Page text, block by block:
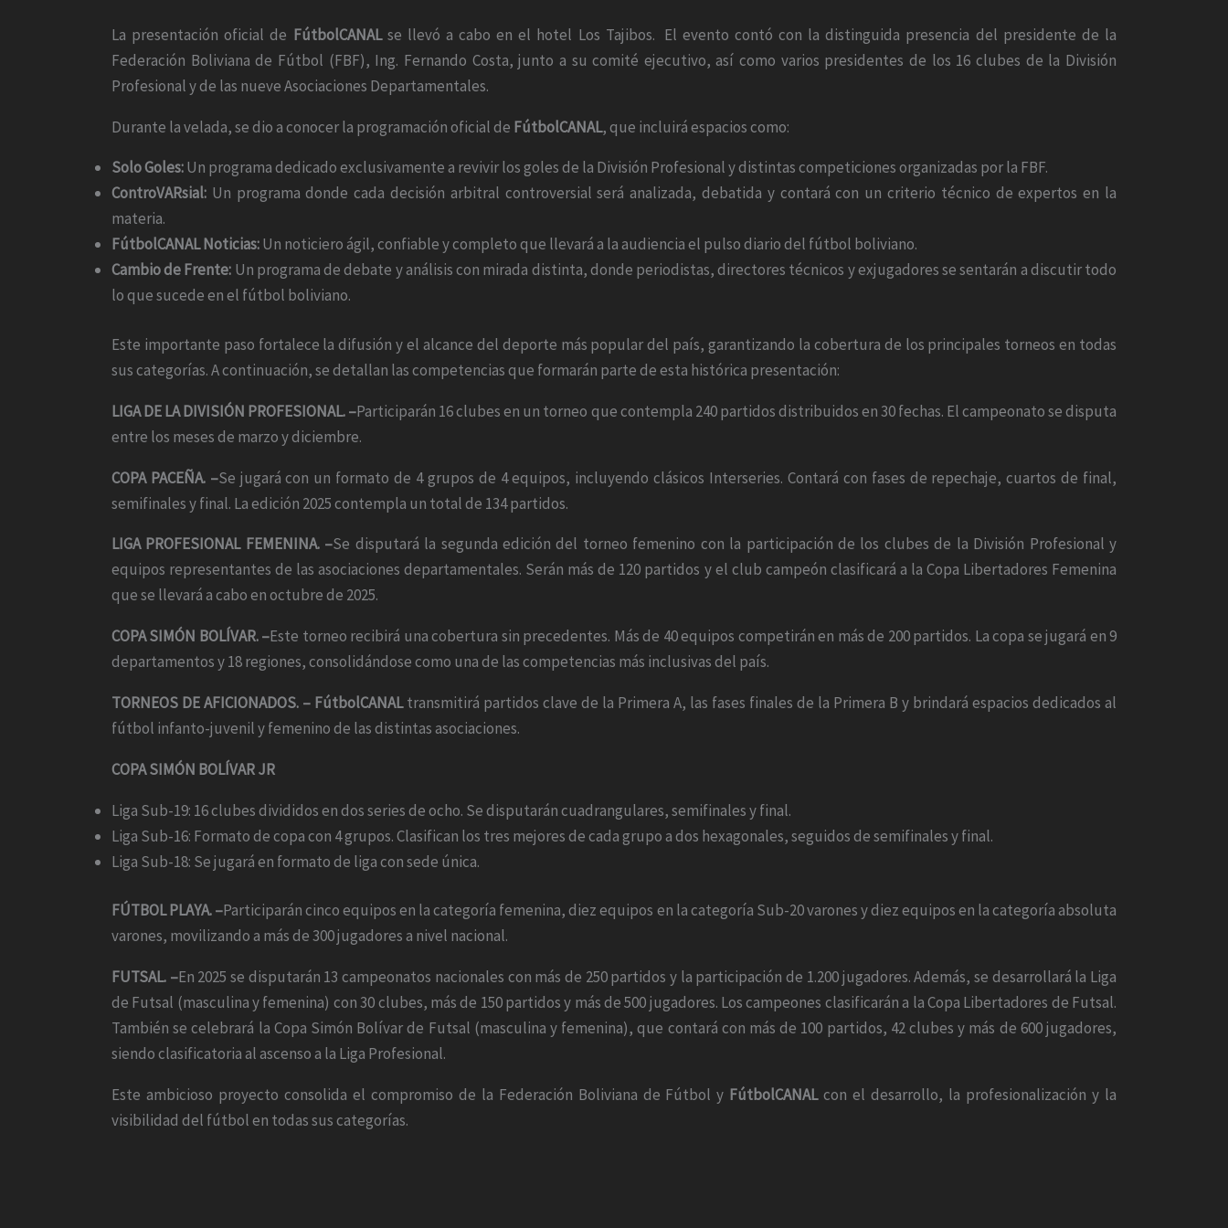
La presentación oficial de FútbolCANALse llevó a cabo en el hotel Los Tajibos. El evento contó con la distinguida presencia del presidente de la
Federación Boliviana de Fútbol (FBF), Ing. Fernando Costa, junto a su comité ejecutivo, así como varios presidentes de los 16 clubes de la División
Profesional y de las nueve Asociaciones Departamentales.
Durante la velada, se dio a conocer la programación oficial de FútbolCANAL, que incluirá espacios como:
Solo Goles:Un programa dedicado exclusivamente a revivir los goles de la División Profesional y distintas competiciones organizadas por la FBF.
ControVARsial: Un programa donde cada decisión arbitral controversial será analizada, debatida y contará con un criterio técnico de expertos en la
materia.
FútbolCANAL Noticias:Un noticiero ágil, confiable y completo que llevará a la audiencia el pulso diario del fútbol boliviano.
Cambio de Frente: Un programa de debate y análisis con mirada distinta, donde periodistas, directores técnicos y exjugadores se sentarán a discutir todo
lo que sucede en el fútbol boliviano.
Este importante paso fortalece la difusión y el alcance del deporte más popular del país, garantizando la cobertura de los principales torneos en todas
sus categorías. A continuación, se detallan las competencias que formarán parte de esta histórica presentación:
LIGA DE LA DIVISIÓN PROFESIONAL. –Participarán 16 clubes en un torneo que contempla 240 partidos distribuidos en 30 fechas. El campeonato se disputa
entre los meses de marzo y diciembre.
COPA PACEÑA. –Se jugará con un formato de 4 grupos de 4 equipos, incluyendo clásicos Interseries. Contará con fases de repechaje, cuartos de final,
semifinales y final. La edición 2025 contempla un total de 134 partidos.
LIGA PROFESIONAL FEMENINA. –Se disputará la segunda edición del torneo femenino con la participación de los clubes de la División Profesional y
equipos representantes de las asociaciones departamentales. Serán más de 120 partidos y el club campeón clasificará a la Copa Libertadores Femenina
que se llevará a cabo en octubre de 2025.
COPA SIMÓN BOLÍVAR. –Este torneo recibirá una cobertura sin precedentes. Más de 40 equipos competirán en más de 200 partidos. La copa se jugará en 9
departamentos y 18 regiones, consolidándose como una de las competencias más inclusivas del país.
TORNEOS DE AFICIONADOS. – FútbolCANALtransmitirá partidos clave de la Primera A, las fases finales de la Primera B y brindará espacios dedicados al
fútbol infanto-juvenil y femenino de las distintas asociaciones.
COPA SIMÓN BOLÍVAR JR
Liga Sub-19: 16 clubes divididos en dos series de ocho. Se disputarán cuadrangulares, semifinales y final.
Liga Sub-16: Formato de copa con 4 grupos. Clasifican los tres mejores de cada grupo a dos hexagonales, seguidos de semifinales y final.
Liga Sub-18: Se jugará en formato de liga con sede única.
FÚTBOL PLAYA. –Participarán cinco equipos en la categoría femenina, diez equipos en la categoría Sub-20 varones y diez equipos en la categoría absoluta
varones, movilizando a más de 300 jugadores a nivel nacional.
FUTSAL. –En 2025 se disputarán 13 campeonatos nacionales con más de 250 partidos y la participación de 1.200 jugadores. Además, se desarrollará la Liga
de Futsal (masculina y femenina) con 30 clubes, más de 150 partidos y más de 500 jugadores. Los campeones clasificarán a la Copa Libertadores de Futsal.
También se celebrará la Copa Simón Bolívar de Futsal (masculina y femenina), que contará con más de 100 partidos, 42 clubes y más de 600 jugadores,
siendo clasificatoria al ascenso a la Liga Profesional.
Este ambicioso proyecto consolida el compromiso de la Federación Boliviana de Fútbol y FútbolCANALcon el desarrollo, la profesionalización y la
visibilidad del fútbol en todas sus categorías.